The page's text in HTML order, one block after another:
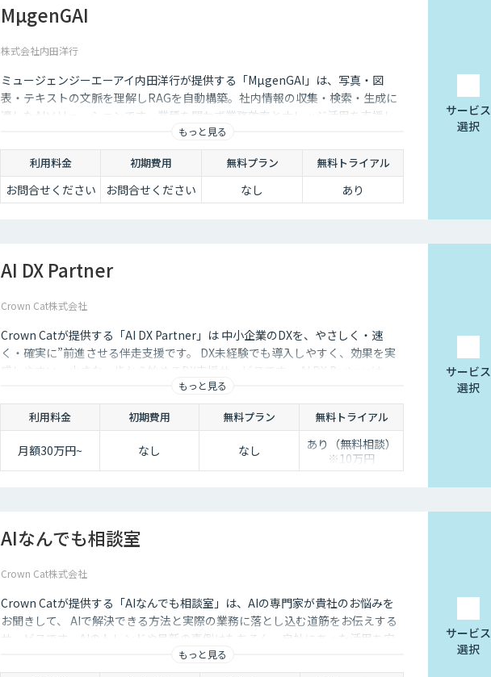
MµgenGAI
株式会社内田洋行
ミュージェンジーエーアイ内田洋行が提供する「MµgenGAI」は、写真・図
表・テキストの文脈を理解しRAGを自動構築。社内情報の収集・検索・生成に
適したAIソリューションです。業種を問わず業務効率とナレッジ活用を支援し
もっと見る
利用料金 初期費用 無料プラン 無料トライアル
お問合せください お問合せください なし あり
サービス
選択
AI DX Partner
Crown Cat株式会社
Crown Catが提供する「AI DX Partner」は 中小企業のDXを、やさしく・速
く・確実に”前進させる伴走支援です。 DX未経験でも導入しやすく、効果を実
感しやすい、小さな一歩から始めるDX支援サービスです。 AI DX Partnerは、
大手企業のDX支援で培ったノウハウをベースに、 地方・中小企業のための“現
実的なDX”を設計・実装・運用まで一貫して支援いたします。 私たちは、コン
サル×開発×AIの力で、現場に寄り添った 『ちょうどいいDX』を実現します。
もっと見る
利用料金 初期費用 無料プラン 無料トライアル
月額30万円~ なし なし
あり（無料相談）
※10万円
サービス
選択
AIなんでも相談室
Crown Cat株式会社
Crown Catが提供する「AIなんでも相談室」は、AIの専門家が貴社のお悩みを
お聞きして、 AIで解決できる方法と実際の業務に落とし込む道筋をお伝えする
サービスです。AIのトレンドや最新の事例はもちろん、自社にあった活用を安
価にクイックに知ることができます。もっと見る
サービス
選択